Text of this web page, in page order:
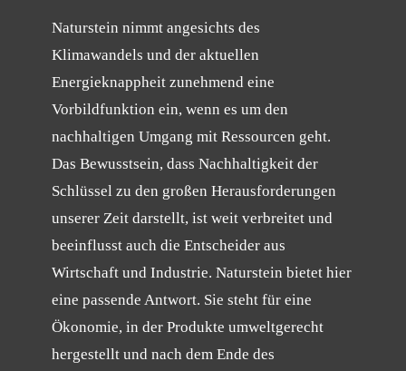
Naturstein nimmt angesichts des
Klimawandels und der aktuellen
Energieknappheit zunehmend eine
Vorbildfunktion ein, wenn es um den
nachhaltigen Umgang mit Ressourcen geht.
Das Bewusstsein, dass Nachhaltigkeit der
Schlüssel zu den großen Herausforderungen
unserer Zeit darstellt, ist weit verbreitet und
beeinflusst auch die Entscheider aus
Wirtschaft und Industrie. Naturstein bietet hier
eine passende Antwort. Sie steht für eine
Ökonomie, in der Produkte umweltgerecht
hergestellt und nach dem Ende des